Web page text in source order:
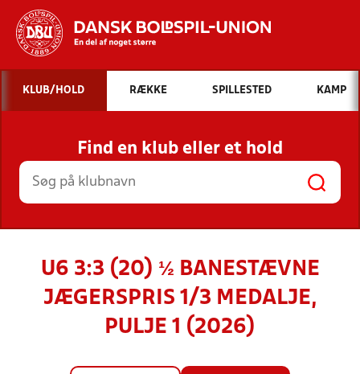
Hvad vil du søge efter?
INDHOLD OG NYHEDER
STILLINGER, RESULTATER, KLUBBER OG
HOLD
KLUB/HOLD RÆKKE SPILLESTED KAMP
Find en klub eller et hold
U6 3:3 (20) ½ BANESTÆVNE
JÆGERSPRIS 1/3 MEDALJE,
PULJE 1 (2026)